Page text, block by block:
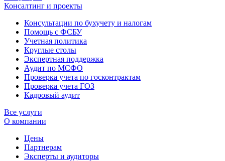
Консалтинг и проекты
Консультации по бухучету и налогам
Помощь с ФСБУ
Учетная политика
Круглые столы
Экспертная поддержка
Аудит по МСФО
Проверка учета по госконтрактам
Проверка учета ГОЗ
Кадровый аудит
Все услуги
О компании
Цены
Партнерам
Эксперты и аудиторы